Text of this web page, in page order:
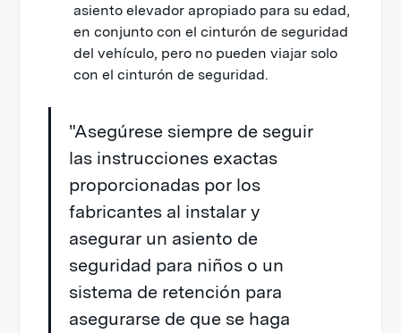
asiento elevador apropiado para su edad,
en conjunto con el cinturón de seguridad
del vehículo, pero no pueden viajar solo
con el cinturón de seguridad.
"Asegúrese siempre de seguir
las instrucciones exactas
proporcionadas por los
fabricantes al instalar y
asegurar un asiento de
seguridad para niños o un
sistema de retención para
asegurarse de que se haga